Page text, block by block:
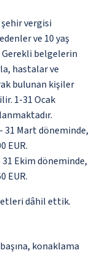
vergisi
ve 10 yaş
Gerekli belgelerin
hastalar ve
bulunan kişiler
1-31 Ocak
31 Mart döneminde,
EUR.
Ekim döneminde,
EUR.
dâhil ettik.
konaklama